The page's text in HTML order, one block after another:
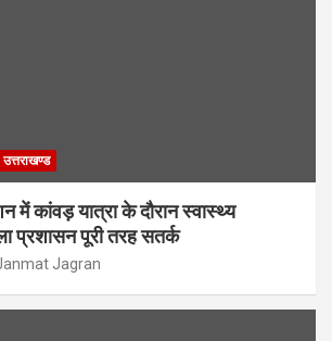
उत्तराखण्ड
में कांवड़ यात्रा के दौरान स्वास्थ्य
प्रशासन पूरी तरह सतर्क
Jagran